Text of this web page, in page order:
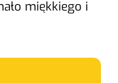
miękkiego i